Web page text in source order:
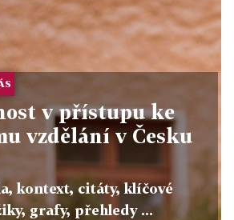
v přístupu ke
vzdělání v Česku
kontext, citáty, klíčové
grafy, přehledy ...